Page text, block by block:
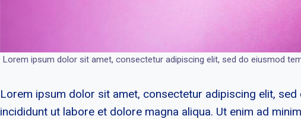
Lorem ipsum dolor sit amet, consectetur adipiscing elit, sed do eiusmod
Lorem ipsum dolor sit amet, consectetur adipiscing elit,
incididunt ut labore et dolore magna aliqua. Ut enim ad